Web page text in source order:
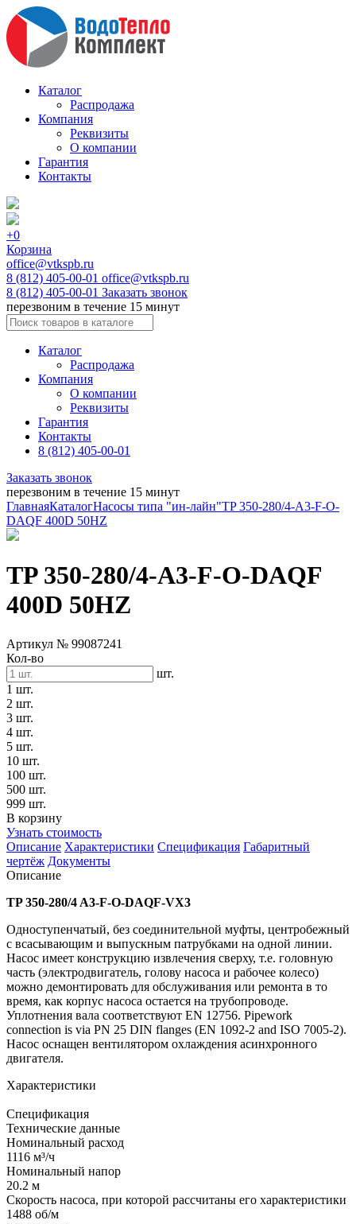
Каталог
Распродажа
Компания
Реквизиты
О компании
Гарантия
Контакты
+0
Корзина
office@vtkspb.ru
8 (812) 405-00-01 office@vtkspb.ru
8 (812) 405-00-01 Заказать звонок
перезвоним в течение 15 минут
Каталог
Распродажа
Компания
О компании
Реквизиты
Гарантия
Контакты
8 (812) 405-00-01
Заказать звонок
перезвоним в течение 15 минут
ГлавнаяКаталогНасосы типа "ин-лайн"TP 350-280/4-A3-F-O-
DAQF 400D 50HZ
TP 350-280/4-A3-F-O-DAQF
400D 50HZ
Артикул № 99087241
Кол-во
шт.
1 шт.
2 шт.
3 шт.
4 шт.
5 шт.
10 шт.
100 шт.
500 шт.
999 шт.
В корзину
Узнать стоимость
Описание Характеристики Спецификация Габаритный
чертёж Документы
Описание
TP 350-280/4 A3-F-O-DAQF-VX3
Одноступенчатый, без соединительной муфты, центробежный
с всасывающим и выпускным патрубками на одной линии.
Насос имеет конструкцию извлечения сверху, т.е. головную
часть (электродвигатель, голову насоса и рабочее колесо)
можно демонтировать для обслуживания или ремонта в то
время, как корпус насоса остается на трубопроводе.
Уплотнения вала соответствуют EN 12756. Pipework
connection is via PN 25 DIN flanges (EN 1092-2 and ISO 7005-2).
Насос оснащен вентилятором охлаждения асинхронного
двигателя.
Характеристики
Спецификация
Технические данные
Номинальный расход
1116 м³/ч
Номинальный напор
20.2 м
Скорость насоса, при которой рассчитаны его характеристики
1488 об/м